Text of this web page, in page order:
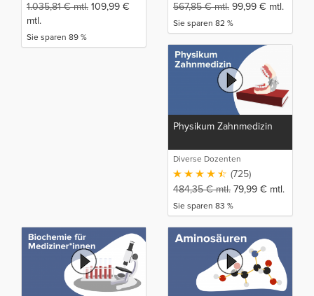
1.035,81€mtl. 109,99 €
mtl.
Sie sparen 89 %
567,85€mtl. 99,99 € mtl.
Sie sparen 82 %
Physikum Zahnmedizin
Diverse Dozenten
(725)
484,35€mtl. 79,99 € mtl.
Sie sparen 83 %